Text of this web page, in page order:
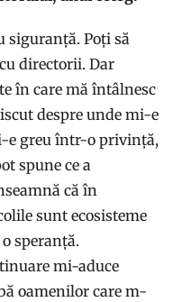
siguranță. Poți să
directorii. Dar
în care mă întâlnesc
despre unde mi-e
e greu într-o privință,
spune ce a
că în
sunt ecosisteme
speranță.
mi-aduce
oamenilor care m-